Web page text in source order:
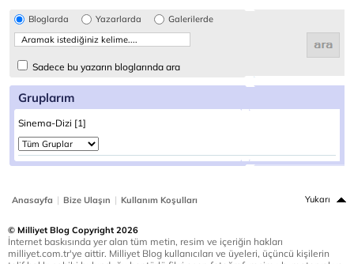
Bloglarda Yazarlarda Galerilerde
Sadece bu yazarın bloglarında ara
Gruplarım
Sinema-Dizi [1]
Anasayfa | Bize Ulaşın | Kullanım Koşulları Yukarı
© Milliyet Blog Copyright 2026
İnternet baskısında yer alan tüm metin, resim ve içeriğin hakları
milliyet.com.tr'ye aittir. Milliyet Blog kullanıcıları ve üyeleri, üçüncü kişilerin